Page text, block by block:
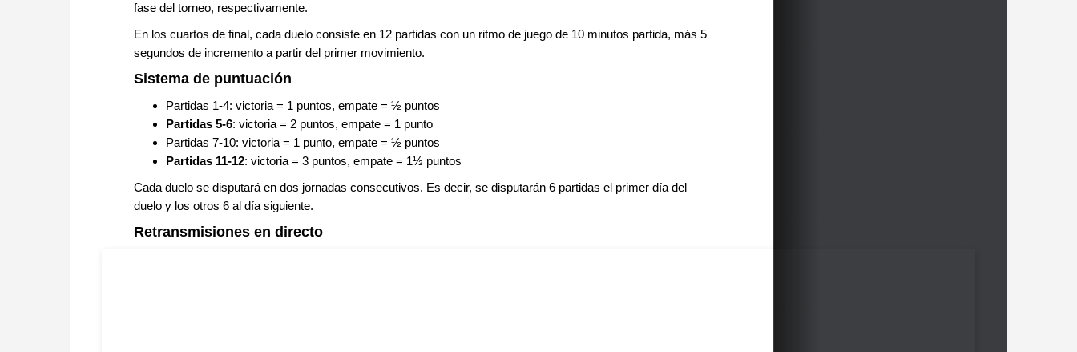
fase del torneo, respectivamente.
En los cuartos de final, cada duelo consiste en 12 partidas con un ritmo de juego de 10 minutos partida, más 5
segundos de incremento a partir del primer movimiento.
Sistema de puntuación
Partidas 1-4: victoria = 1 puntos, empate = ½ puntos
Partidas 5-6: victoria = 2 puntos, empate = 1 punto
Partidas 7-10: victoria = 1 punto, empate = ½ puntos
Partidas 11-12: victoria = 3 puntos, empate = 1½ puntos
Cada duelo se disputará en dos jornadas consecutivos. Es decir, se disputarán 6 partidas el primer día del
duelo y los otros 6 al día siguiente.
Retransmisiones en directo